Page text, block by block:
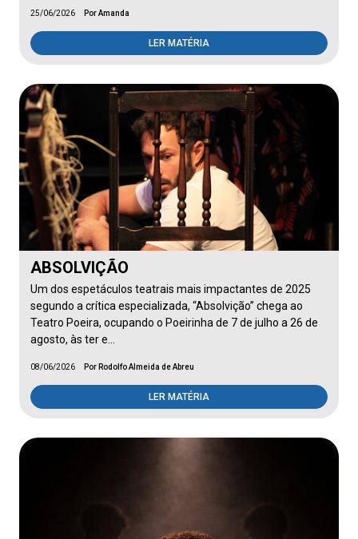
25/06/2026 Por Amanda
LER MATÉRIA
ABSOLVIÇÃO
Um dos espetáculos teatrais mais impactantes de 2025
segundo a crítica especializada, “Absolvição” chega ao
Teatro Poeira, ocupando o Poeirinha de 7 de julho a 26 de
agosto, às ter e…
08/06/2026 Por Rodolfo Almeida de Abreu
LER MATÉRIA